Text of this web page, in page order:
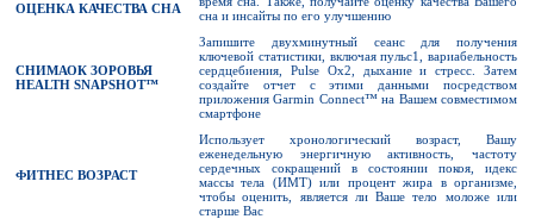
ОЦЕНКА КАЧЕСТВА СНА
сна и инсайты по его улучшению
СНИМАОК ЗОРОВЬЯ
HEALTH SNAPSHOT™
Запишите двухминутный сеанс для получения
ключевой статистики, включая пульс1, вариабельность
сердцебиения, Pulse Ox2, дыхание и стресс. Затем
создайте отчет с этими данными посредством
приложения Garmin Connect™ на Вашем совместимом
смартфоне
ФИТНЕС ВОЗРАСТ
Использует хронологический возраст, Вашу
еженедельную энергичную активность, частоту
сердечных сокращений в состоянии покоя, идекс
массы тела (ИМТ) или процент жира в организме,
чтобы оценить, является ли Ваше тело моложе или
старше Вас